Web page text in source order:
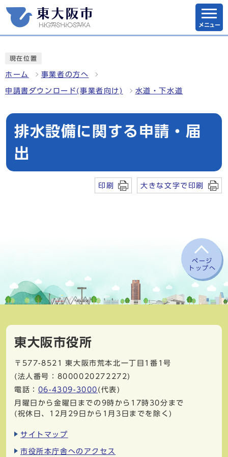
メニュー
現在位置
ホーム 事業者の方へ
申請書ダウンロード(事業者向け) 水道・下水道
排水設備に関する申請・届
出
印刷 大きな文字で印刷
ページ
トップへ
東大阪市役所
〒577-8521
東大阪市荒本北一丁目1番1号
(法人番号：8000020272272)
電話： 06-4309-3000 (代表)
月曜日から金曜日までの9時から17時30分まで
(祝休日、12月29日から1月3日までを除く)
サイトマップ
市役所本庁舎へのアクセス